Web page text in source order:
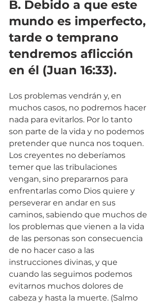
B. Debido a que este
mundo es imperfecto,
tarde o temprano
tendremos aflicción
en él (Juan 16:33).
Los problemas vendrán y, en
muchos casos, no podremos hacer
nada para evitarlos. Por lo tanto
son parte de la vida y no podemos
pretender que nunca nos toquen.
Los creyentes no deberíamos
temer que las tribulaciones
vengan, sino prepararnos para
enfrentarlas como Dios quiere y
perseverar en andar en sus
caminos, sabiendo que muchos de
los problemas que vienen a la vida
de las personas son consecuencia
de no hacer caso a las
instrucciones divinas, y que
cuando las seguimos podemos
evitarnos muchos dolores de
cabeza y hasta la muerte. (Salmo